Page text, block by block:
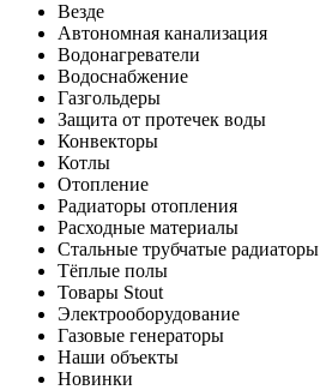
Везде
Автономная канализация
Водонагреватели
Водоснабжение
Газгольдеры
Защита от протечек воды
Конвекторы
Котлы
Отопление
Радиаторы отопления
Расходные материалы
Стальные трубчатые радиаторы
Тёплые полы
Товары Stout
Электрооборудование
Газовые генераторы
Наши объекты
Новинки